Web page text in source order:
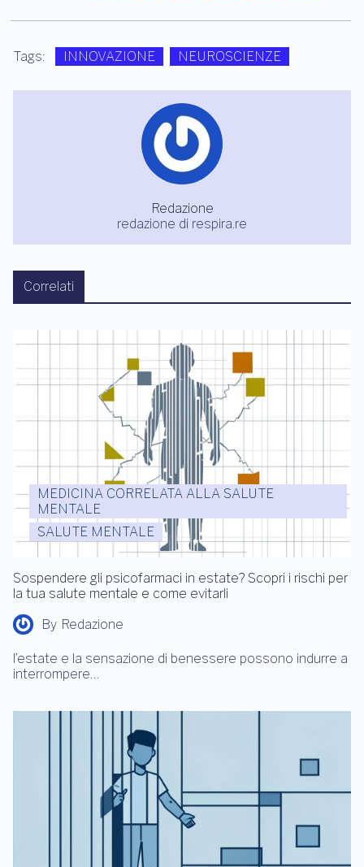
Tags: INNOVAZIONE NEUROSCIENZE
Redazione
redazione di respira.re
Correlati
MEDICINA CORRELATA ALLA SALUTE
MENTALE
SALUTE MENTALE
Sospendere gli psicofarmaci in estate? Scopri i rischi per
la tua salute mentale e come evitarli
By Redazione
l’estate e la sensazione di benessere possono indurre a
interrompere…